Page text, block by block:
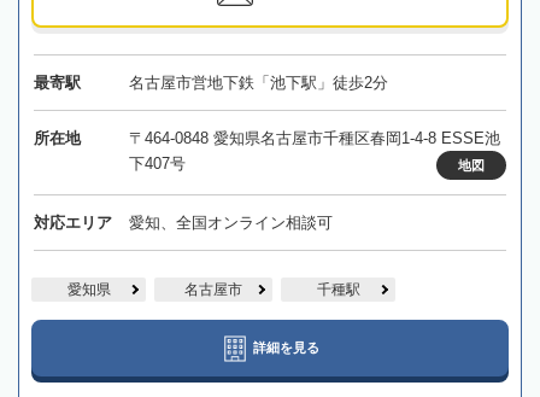
最寄駅 名古屋市営地下鉄「池下駅」徒歩2分
所在地
〒464-0848 愛知県名古屋市千種区春岡1-4-8 ESSE池
下407号
地図
対応エリア 愛知、全国オンライン相談可
愛知県 名古屋市 千種駅
詳細を見る